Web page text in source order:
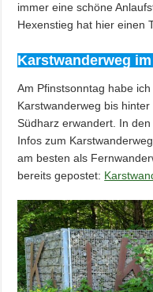
immer eine schöne
Hexenstieg hat hier einen
Karstwanderweg
Am Pfinstsonntag habe
Karstwanderweg bis
Südharz erwandert. In
Infos zum
am besten als
bereits gepostet: